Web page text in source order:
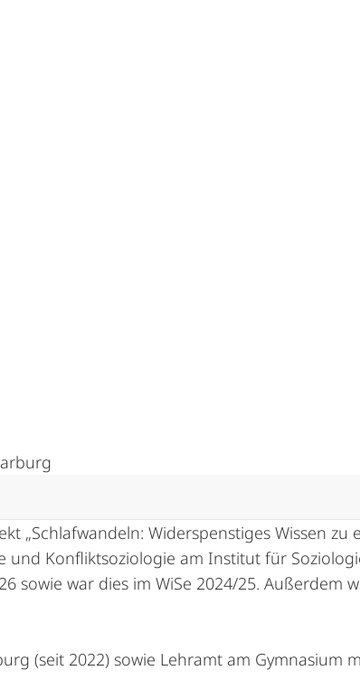
„Schlafwandeln: Widerspenstiges Wissen
und Konfliktsoziologie am Institut für
sowie war dies im WiSe 2024/25. Außerdem
(seit 2022) sowie Lehramt am Gymnasium